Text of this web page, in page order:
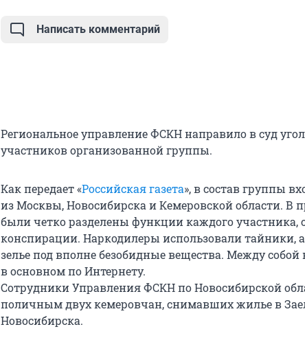
Написать комментарий
Региональное управление ФСКН направило в суд
участников организованной группы.
Как передает «Российская газета», в состав группы
из Москвы, Новосибирска и Кемеровской области. В
были четко разделены функции каждого участника,
конспирации. Наркодилеры использовали тайники,
зелье под вполне безобидные вещества. Между
в основном по Интернету.
Сотрудники Управления ФСКН по Новосибирской
поличным двух кемеровчан, снимавших жилье в
Новосибирска.